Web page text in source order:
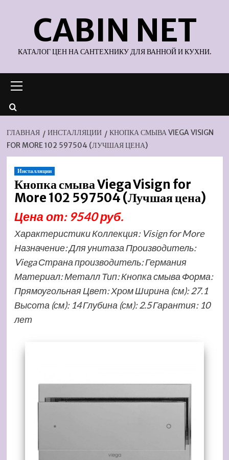
содержимомуCABIN NET
КАТАЛОГ ЦЕН НА САНТЕХНИКУ ДЛЯ ВАННОЙ И КУХНИ.
меню
ГЛАВНАЯ ИНСТАЛЛЯЦИИ
КНОПКА СМЫВА VIEGA VISIGN
FOR MORE 102 597504 (ЛУЧШАЯ ЦЕНА)
Инсталляции
Кнопка смыва Viega Visign for
More 102 597504 (Лучшая цена)
Цена от: 9540 руб.
Характеристики Коллекция: Visign for More
Назначение: Для унитаза Производитель:
Viega Страна производитель: Германия
Материал: Металл Тип: Кнопка смыва Форма:
Прямоугольная Цвет: Хром Ширина (см): 27.1
Высота (см): 14 Глубина (см): 2.5 Гарантия: 10
лет